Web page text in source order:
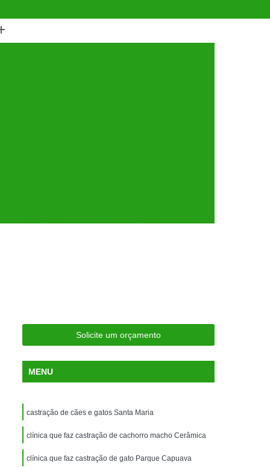
para Silvestres
para Animais Silvestres
Consulta para Animais Silvestres
Santo André
Veterinária para Animais Silvestres
Exame de Eletrocardiograma Veterinário
Solicite um orçamento
MENU
castração de cães e gatos Santa Maria
clínica que faz castração de cachorro macho Cerâmica
clínica que faz castração de gato Parque Capuava